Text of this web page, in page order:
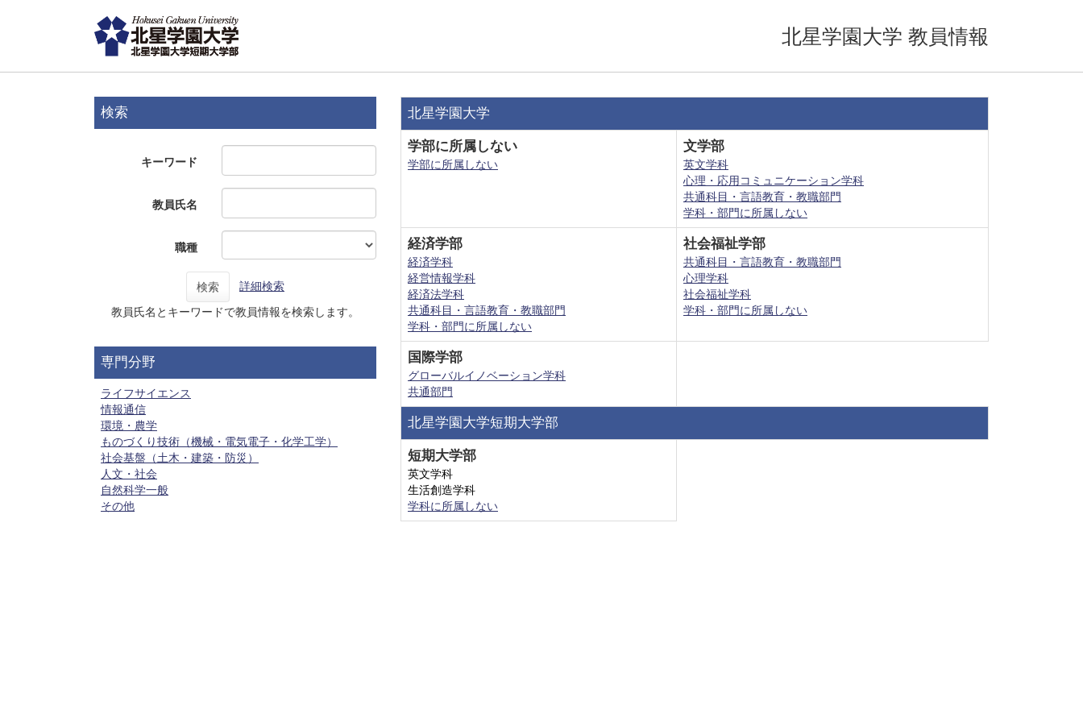
北星学園大学 教員情報
検索
キーワード
教員氏名
職種
検索 詳細検索
教員氏名とキーワードで教員情報を検索します。
専門分野
ライフサイエンス
情報通信
環境・農学
ものづくり技術（機械・電気電子・化学工学）
社会基盤（土木・建築・防災）
人文・社会
自然科学一般
その他
北星学園大学
学部に所属しない
学部に所属しない
文学部
英文学科
心理・応用コミュニケーション学科
共通科目・言語教育・教職部門
学科・部門に所属しない
経済学部
経済学科
経営情報学科
経済法学科
共通科目・言語教育・教職部門
学科・部門に所属しない
社会福祉学部
共通科目・言語教育・教職部門
心理学科
社会福祉学科
学科・部門に所属しない
国際学部
グローバルイノベーション学科
共通部門
北星学園大学短期大学部
短期大学部
英文学科
生活創造学科
学科に所属しない